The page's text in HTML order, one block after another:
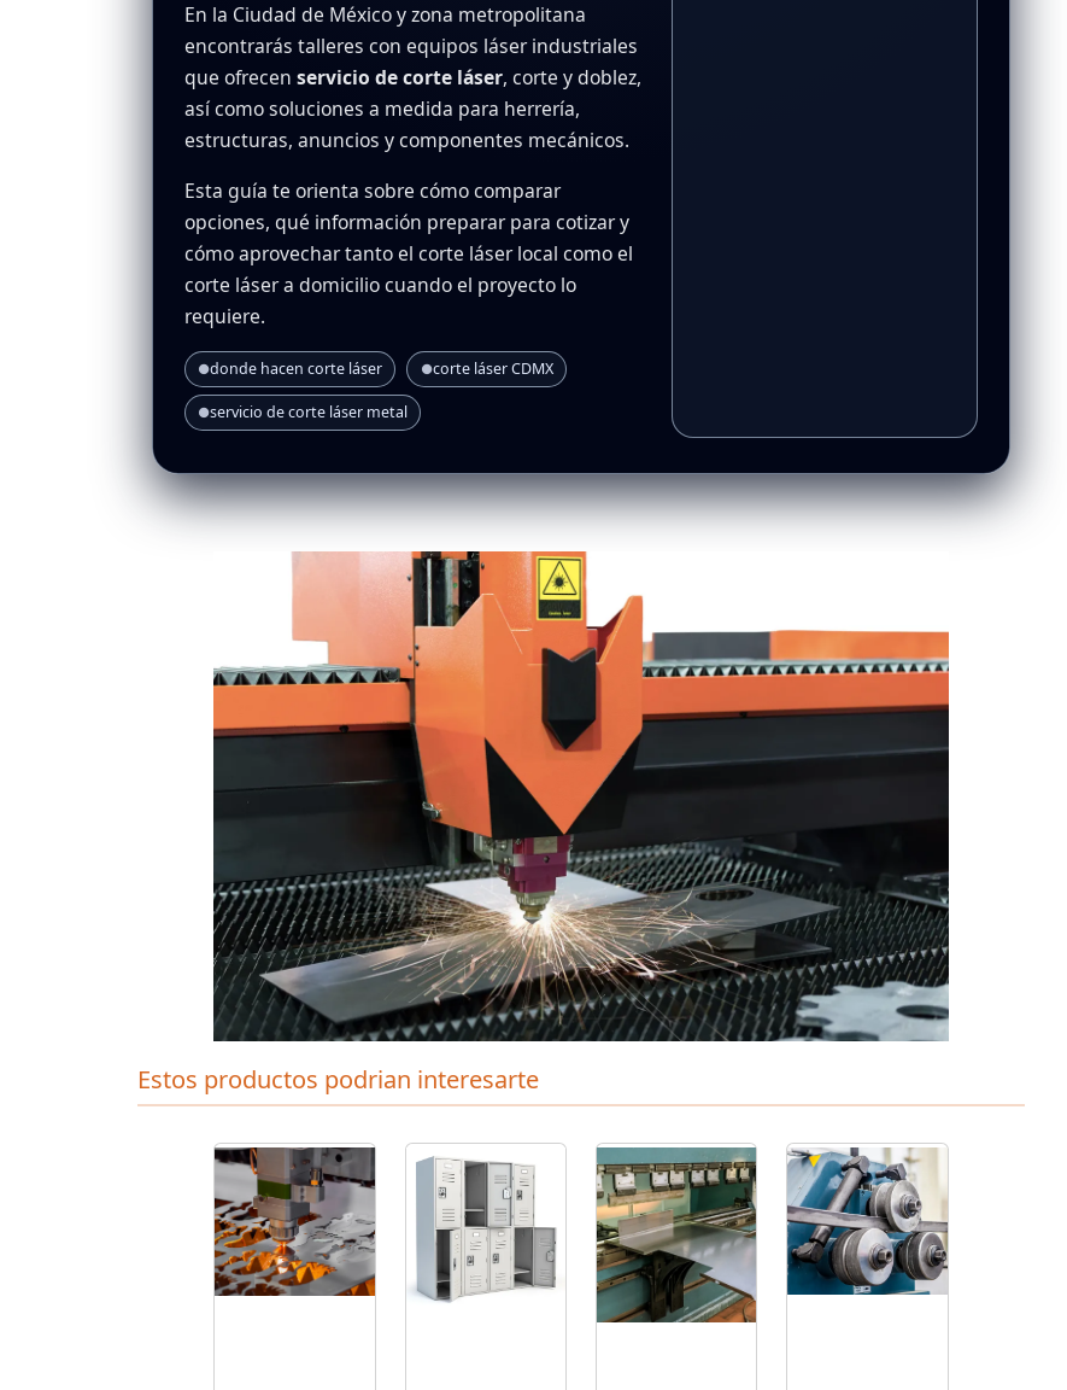
En la Ciudad de México y zona metropolitana
encontrarás talleres con equipos láser industriales
que ofrecen servicio de corte láser, corte y doblez,
así como soluciones a medida para herrería,
estructuras, anuncios y componentes mecánicos.
Esta guía te orienta sobre cómo comparar
opciones, qué información preparar para cotizar y
cómo aprovechar tanto el corte láser local como el
corte láser a domicilio cuando el proyecto lo
requiere.
●donde hacen corte láser ●corte láser CDMX
●servicio de corte láser metal
Estos productos podrian interesarte